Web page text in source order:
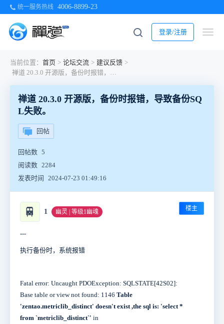
统一服务热线 4006-8899-23
登录/注册
当前位置： 首页 > 论坛交流 > 建议反馈 >
禅道 20.3.0 开源版，备份时报错，导致备份SQL失败。
禅道 20.3.0 开源版，备份时报错，导致备份SQ
L失败。
回帖
回帖数 5
阅读数 2284
发表时间
2024-07-23 01:49:16
🚆 1 幽灵 | 等级1幽魂 楼主
---
执行备份时，系统报错
Fatal error: Uncaught PDOException: SQLSTATE[42S02]:
Base table or view not found: 1146 Table
'zentao.metriclib_distinct' doesn't exist ,the sql is: 'select *
from `metriclib_distinct`' in